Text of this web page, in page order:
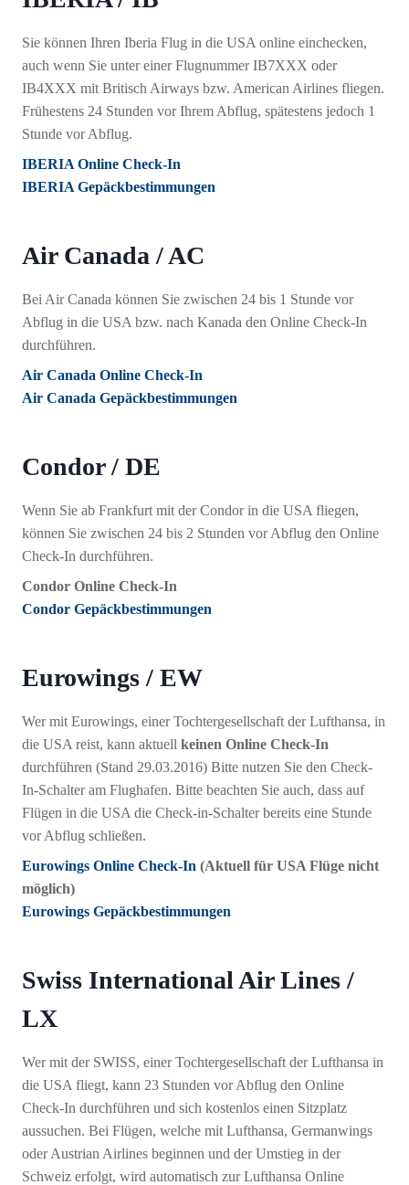
Sie können Ihren Iberia Flug in die USA online einchecken,
auch wenn Sie unter einer Flugnummer IB7XXX oder
IB4XXX mit Britisch Airways bzw. American Airlines fliegen.
Frühestens 24 Stunden vor Ihrem Abflug, spätestens jedoch 1
Stunde vor Abflug.
IBERIA Online Check-In
IBERIA Gepäckbestimmungen
Air Canada / AC
Bei Air Canada können Sie zwischen 24 bis 1 Stunde vor
Abflug in die USA bzw. nach Kanada den Online Check-In
durchführen.
Air Canada Online Check-In
Air Canada Gepäckbestimmungen
Condor / DE
Wenn Sie ab Frankfurt mit der Condor in die USA fliegen,
können Sie zwischen 24 bis 2 Stunden vor Abflug den Online
Check-In durchführen.
Condor Online Check-In
Condor Gepäckbestimmungen
Eurowings / EW
Wer mit Eurowings, einer Tochtergesellschaft der Lufthansa, in
die USA reist, kann aktuell keinen Online Check-In
durchführen (Stand 29.03.2016) Bitte nutzen Sie den Check-
In-Schalter am Flughafen. Bitte beachten Sie auch, dass auf
Flügen in die USA die Check-in-Schalter bereits eine Stunde
vor Abflug schließen.
Eurowings Online Check-In (Aktuell für USA Flüge nicht
möglich)
Eurowings Gepäckbestimmungen
Swiss International Air Lines /
LX
Wer mit der SWISS, einer Tochtergesellschaft der Lufthansa in
die USA fliegt, kann 23 Stunden vor Abflug den Online
Check-In durchführen und sich kostenlos einen Sitzplatz
aussuchen. Bei Flügen, welche mit Lufthansa, Germanwings
oder Austrian Airlines beginnen und der Umstieg in der
Schweiz erfolgt, wird automatisch zur Lufthansa Online